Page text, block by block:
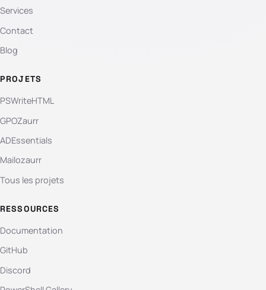
Services
Contact
Blog
PROJETS
PSWriteHTML
GPOZaurr
ADEssentials
Mailozaurr
Tous les projets
RESSOURCES
Documentation
GitHub
Discord